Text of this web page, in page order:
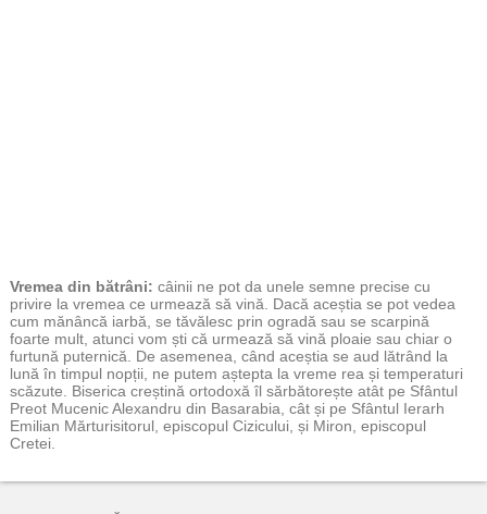
Vremea din bătrâni: câinii ne pot da unele semne precise cu
privire la vremea ce urmează să vină. Dacă aceștia se pot vedea
cum mănâncă iarbă, se tăvălesc prin ogradă sau se scarpină
foarte mult, atunci vom ști că urmează să vină ploaie sau chiar o
furtună puternică. De asemenea, când aceștia se aud lătrând la
lună în timpul nopții, ne putem aștepta la vreme rea și temperaturi
scăzute. Biserica creștină ortodoxă îl sărbătorește atât pe Sfântul
Preot Mucenic Alexandru din Basarabia, cât și pe Sfântul Ierarh
Emilian Mărturisitorul, episcopul Cizicului, și Miron, episcopul
Cretei.